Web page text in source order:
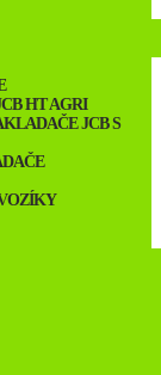
HT AGRI
JCB S